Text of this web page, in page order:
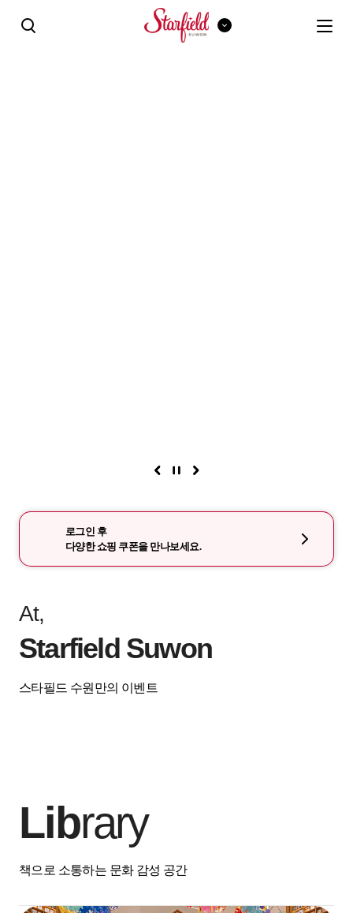
로그인 후
다양한 쇼핑 쿠폰을 만나보세요.
At,
Starfield Suwon
스타필드 수원만의 이벤트
Library
책으로 소통하는 문화 감성 공간